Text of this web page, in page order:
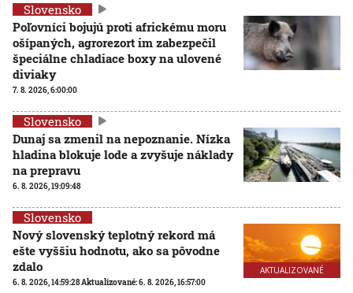
Slovensko
Poľovníci bojujú proti africkému moru
ošípaných, agrorezort im zabezpečil
špeciálne chladiace boxy na ulovené
diviaky
7. 8. 2026, 6:00:00
Slovensko
Dunaj sa zmenil na nepoznanie. Nízka
hladina blokuje lode a zvyšuje náklady
na prepravu
6. 8. 2026, 19:09:48
AKTUALIZOVANÉ
Slovensko
Nový slovenský teplotný rekord má
ešte vyššiu hodnotu, ako sa pôvodne
zdalo
6. 8. 2026, 14:59:28Aktualizované:6. 8. 2026, 16:57:00